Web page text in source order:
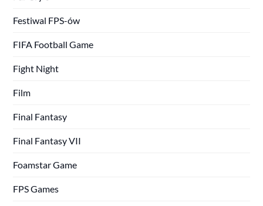
Festiwal FPS-ów
FIFA Football Game
Fight Night
Film
Final Fantasy
Final Fantasy VII
Foamstar Game
FPS Games